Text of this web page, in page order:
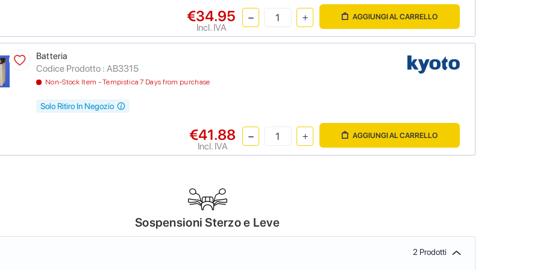
€34.95
Incl. IVA
AGGIUNGI AL CARRELLO
Batteria
Codice Prodotto : AB3315
Non-Stock Item - Tempistica 7 Days from purchase
Solo Ritiro In Negozio
€41.88
Incl. IVA
AGGIUNGI AL CARRELLO
Sospensioni Sterzo e Leve
2 Prodotti